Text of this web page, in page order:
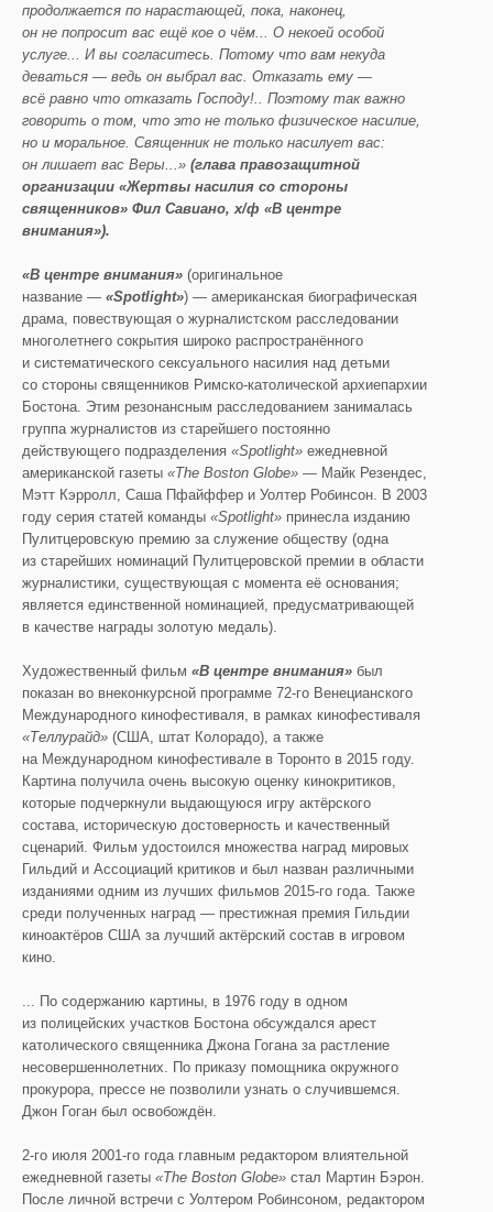
продолжается по нарастающей, пока, наконец,
он не попросит вас ещё кое о чём... О некоей особой
услуге... И вы согласитесь. Потому что вам некуда
деваться — ведь он выбрал вас. Отказать ему —
всё равно что отказать Господу!.. Поэтому так важно
говорить о том, что это не только физическое насилие,
но и моральное. Священник не только насилует вас:
он лишает вас Веры...» (глава правозащитной
организации «Жертвы насилия со стороны
священников» Фил Савиано,х/ф «В центре
внимания»).
«В центре внимания» (оригинальное
название — «Spotlight») — американская биографическая
драма, повествующая о журналистском расследовании
многолетнего сокрытия широко распространённого
и систематического сексуального насилия над детьми
со стороны священников Римско-католической архиепархии
Бостона. Этим резонансным расследованием занималась
группа журналистов из старейшего постоянно
действующего подразделения «Spotlight» ежедневной
американской газеты «The Boston Globe» — Майк Резендес,
Мэтт Кэрролл, Саша Пфайффер и Уолтер Робинсон. В 2003
году серия статей команды «Spotlight» принесла изданию
Пулитцеровскую премию за служение обществу (одна
из старейших номинаций Пулитцеровской премии в области
журналистики, существующая с момента её основания;
является единственной номинацией, предусматривающей
в качестве награды золотую медаль).
Художественный фильм «В центре внимания» был
показан во внеконкурсной программе 72-го Венецианского
Международного кинофестиваля, в рамках кинофестиваля
«Теллурайд» (США, штат Колорадо), а также
на Международном кинофестивале в Торонто в 2015 году.
Картина получила очень высокую оценку кинокритиков,
которые подчеркнули выдающуюся игру актёрского
состава, историческую достоверность и качественный
сценарий. Фильм удостоился множества наград мировых
Гильдий и Ассоциаций критиков и был назван различными
изданиями одним из лучших фильмов 2015-го года. Также
среди полученных наград — престижная премия Гильдии
киноактёров США за лучший актёрский состав в игровом
кино.
... По содержанию картины, в 1976 году в одном
из полицейских участков Бостона обсуждался арест
католического священника Джона Гогана за растление
несовершеннолетних. По приказу помощника окружного
прокурора, прессе не позволили узнать о случившемся.
Джон Гоган был освобождён.
2-го июля 2001-го года главным редактором влиятельной
ежедневной газеты «The Boston Globe» стал Мартин Бэрон.
После личной встречи с Уолтером Робинсоном, редактором